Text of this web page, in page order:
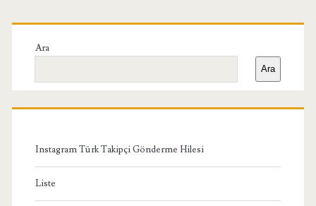
Birincil
Yan
Menü
Ara
Ara
Instagram Türk Takipçi Gönderme Hilesi
Liste